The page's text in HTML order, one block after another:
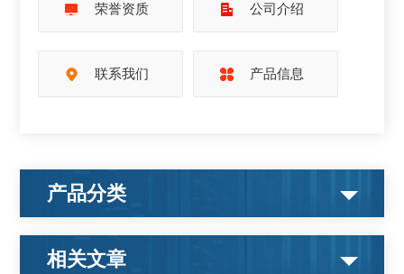
荣誉资质 公司介绍
联系我们 产品信息
产品分类
相关文章